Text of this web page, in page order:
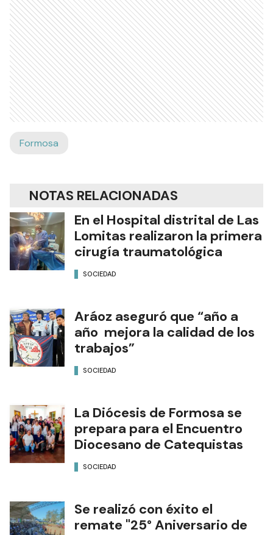
Formosa
NOTAS RELACIONADAS
En el Hospital distrital de Las
Lomitas realizaron la primera
cirugía traumatológica
SOCIEDAD
Aráoz aseguró que “año a
año mejora la calidad de los
trabajos”
SOCIEDAD
La Diócesis de Formosa se
prepara para el Encuentro
Diocesano de Catequistas
SOCIEDAD
Se realizó con éxito el
remate "25° Aniversario de